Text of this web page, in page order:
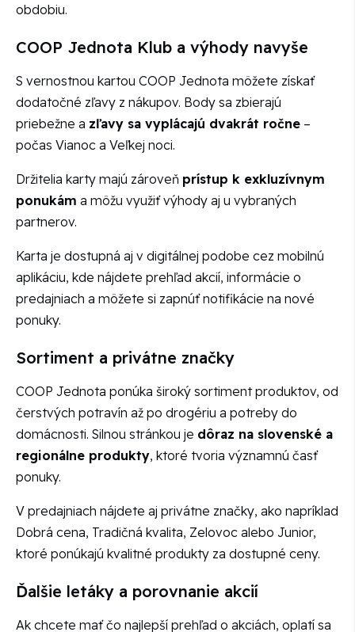
obdobiu.
COOP Jednota Klub a výhody navyše
S vernostnou kartou COOP Jednota môžete získať
dodatočné zľavy z nákupov. Body sa zbierajú
priebežne a zľavy sa vyplácajú dvakrát ročne –
počas Vianoc a Veľkej noci.
Držitelia karty majú zároveň prístup k exkluzívnym
ponukám a môžu využiť výhody aj u vybraných
partnerov.
Karta je dostupná aj v digitálnej podobe cez mobilnú
aplikáciu, kde nájdete prehľad akcií, informácie o
predajniach a môžete si zapnúť notifikácie na nové
ponuky.
Sortiment a privátne značky
COOP Jednota ponúka široký sortiment produktov, od
čerstvých potravín až po drogériu a potreby do
domácnosti. Silnou stránkou je dôraz na slovenské a
regionálne produkty, ktoré tvoria významnú časť
ponuky.
V predajniach nájdete aj privátne značky, ako napríklad
Dobrá cena, Tradičná kvalita, Zelovoc alebo Junior,
ktoré ponúkajú kvalitné produkty za dostupné ceny.
Ďalšie letáky a porovnanie akcií
Ak chcete mať čo najlepší prehľad o akciách, oplatí sa